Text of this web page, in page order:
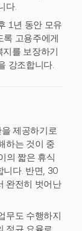
다.
1년 동안 모유
록 고용주에게
를 보장하기
강조합니다.
제공하기로
하는 것이 중
의 짧은 휴식
니다. 반면, 30
완전히 벗어난
무도 수행하지